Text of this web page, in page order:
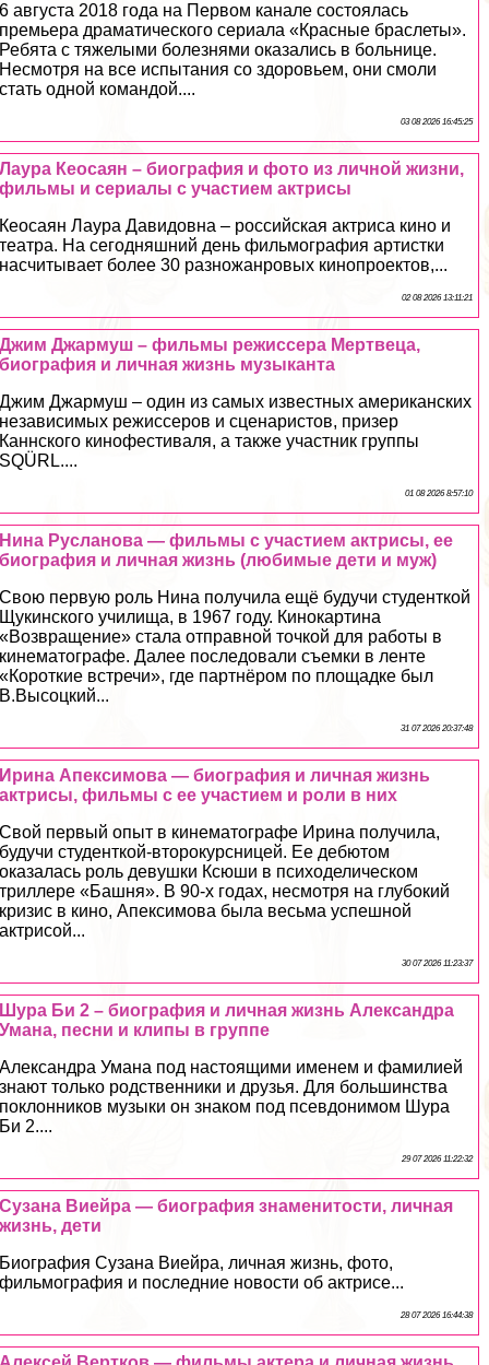
6 августа 2018 года на Первом канале состоялась
премьера драматического сериала «Красные браслеты».
Ребята с тяжелыми болезнями оказались в больнице.
Несмотря на все испытания со здоровьем, они смоли
стать одной комaндой....
03 08 2026 16:45:25
Лаура Кеосаян – биография и фото из личной жизни,
фильмы и сериалы с участием актрисы
Кеосаян Лаура Давидовна – российская актриса кино и
театра. На сегодняшний день фильмография артистки
насчитывает более 30 разножанровых кинопроектов,...
02 08 2026 13:11:21
Джим Джармуш – фильмы режиссера Мертвеца,
биография и личная жизнь музыканта
Джим Джармуш – один из самых известных американских
независимых режиссеров и сценаристов, призер
Каннского кинофестиваля, а также участник группы
SQÜRL....
01 08 2026 8:57:10
Нина Русланова — фильмы с участием актрисы, ее
биография и личная жизнь (любимые дети и муж)
Свою первую роль Нина получила ещё будучи студенткой
Щукинского училища, в 1967 году. Кинокартина
«Возвращение» стала отправной точкой для работы в
кинематографе. Далее последовали съемки в ленте
«Короткие встречи», где партнёром по площадке был
В.Высоцкий...
31 07 2026 20:37:48
Ирина Апексимова — биография и личная жизнь
актрисы, фильмы с ее участием и роли в них
Свой первый опыт в кинематографе Ирина получила,
будучи студенткой-второкурсницей. Ее дебютом
оказалась роль дeвyшки Ксюши в психоделическом
триллере «Башня». В 90-х годах, несмотря на глубокий
кризис в кино, Апексимова была весьма успешной
актрисой...
30 07 2026 11:23:37
Шура Би 2 – биография и личная жизнь Александра
Умана, песни и клипы в группе
Александра Умана под настоящими именем и фамилией
знают только родственники и друзья. Для большинства
поклонников музыки он знаком под псевдонимом Шура
Би 2....
29 07 2026 11:22:32
Сузана Виейра — биография знаменитости, личная
жизнь, дети
Биография Сузана Виейра, личная жизнь, фото,
фильмография и последние новости об актрисе...
28 07 2026 16:44:38